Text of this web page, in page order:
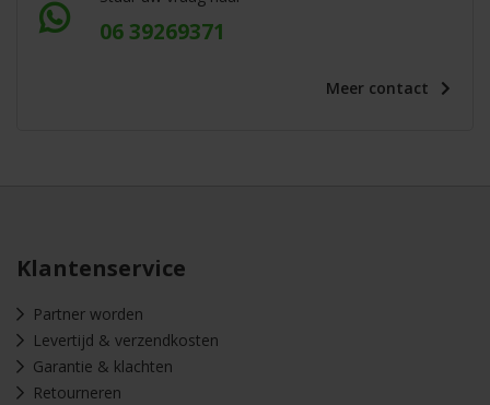
06 39269371
Meer contact
Klantenservice
Partner worden
Levertijd & verzendkosten
Garantie & klachten
Retourneren